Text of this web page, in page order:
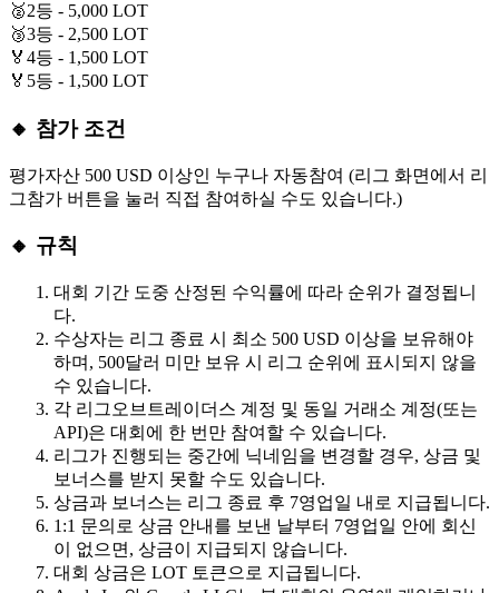
🥈2등 - 5,000 LOT
🥉3등 - 2,500 LOT
🏅4등 - 1,500 LOT
🏅5등 - 1,500 LOT
🔸 참가 조건
평가자산 500 USD 이상인 누구나 자동참여 (리그 화면에서 리
그참가 버튼을 눌러 직접 참여하실 수도 있습니다.)
🔸 규칙
대회 기간 도중 산정된 수익률에 따라 순위가 결정됩니
다.
수상자는 리그 종료 시 최소 500 USD 이상을 보유해야
하며, 500달러 미만 보유 시 리그 순위에 표시되지 않을
수 있습니다.
각 리그오브트레이더스 계정 및 동일 거래소 계정(또는
API)은 대회에 한 번만 참여할 수 있습니다.
리그가 진행되는 중간에 닉네임을 변경할 경우, 상금 및
보너스를 받지 못할 수도 있습니다.
상금과 보너스는 리그 종료 후 7영업일 내로 지급됩니다.
1:1 문의로 상금 안내를 보낸 날부터 7영업일 안에 회신
이 없으면, 상금이 지급되지 않습니다.
대회 상금은 LOT 토큰으로 지급됩니다.